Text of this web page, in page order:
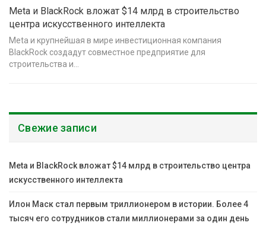
Meta и BlackRock вложат $14 млрд в строительство
центра искусственного интеллекта
Meta и крупнейшая в мире инвестиционная компания
BlackRock создадут совместное предприятие для
строительства и…
Свежие записи
Meta и BlackRock вложат $14 млрд в строительство центра
искусственного интеллекта
Илон Маск стал первым триллионером в истории. Более 4
тысяч его сотрудников стали миллионерами за один день